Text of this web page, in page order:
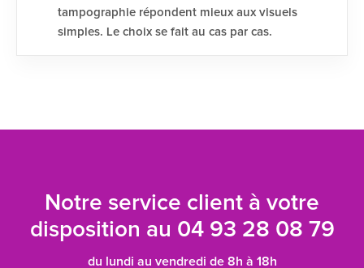
tampographie répondent mieux aux visuels
simples. Le choix se fait au cas par cas.
Notre service client à votre
disposition au 04 93 28 08 79
du lundi au vendredi de 8h à 18h